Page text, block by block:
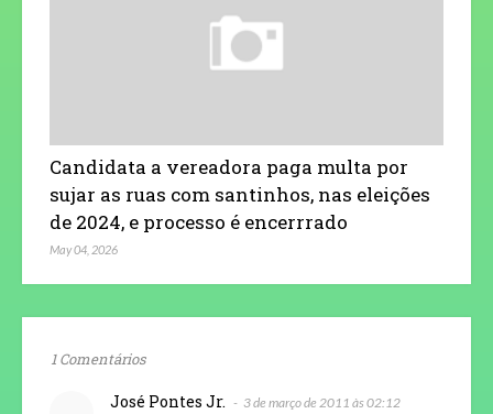
Candidata a vereadora paga multa por
sujar as ruas com santinhos, nas eleições
de 2024, e processo é encerrrado
May 04, 2026
1 Comentários
José Pontes Jr. 3 de março de 2011 às 02:12